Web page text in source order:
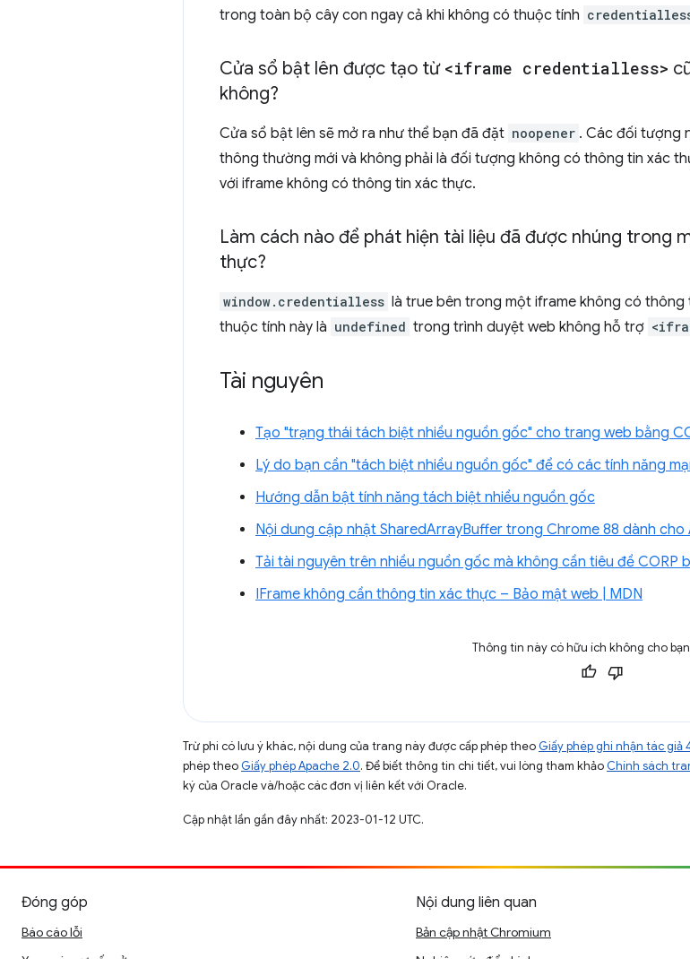
trong toàn bộ cây con ngay cả khi không có thuộc tính
Cửa sổ bật lên được tạo từ <iframe credentialless>
không?
Cửa sổ bật lên sẽ mở ra như thể bạn đã đặt noopener . Các đối tượng
thông thường mới và không phải là đối tượng không có thông tin xác
với iframe không có thông tin xác thực.
Làm cách nào để phát hiện tài liệu đã được nhúng trong
thực?
window.credentialless là true bên trong một iframe không có thông
thuộc tính này là undefined trong trình duyệt web không hỗ trợ
Tài nguyên
Tạo "trạng thái tách biệt nhiều nguồn gốc" cho trang web bằng
Lý do bạn cần "tách biệt nhiều nguồn gốc" để có các tính năng
Hướng dẫn bật tính năng tách biệt nhiều nguồn gốc
Nội dung cập nhật SharedArrayBuffer trong Chrome 88 dành
Tải tài nguyên trên nhiều nguồn gốc mà không cần tiêu đề CORP
IFrame không cần thông tin xác thực – Bảo mật web | MDN
Thông tin này có hữu ích không cho
Trừ phi có lưu ý khác, nội dung của trang này được cấp phép theo Giấy phép ghi nhận tác
phép theo Giấy phép Apache 2.0. Để biết thông tin chi tiết, vui lòng tham khảo Chính sách
ký của Oracle và/hoặc các đơn vị liên kết với Oracle.
Cập nhật lần gần đây nhất: 2023-01-12 UTC.
Đóng góp
Báo cáo lỗi
Nội dung liên quan
Bản cập nhật Chromium